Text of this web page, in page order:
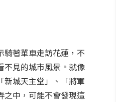
騎著單車走訪花蓮，不
不見的城市風景。就像
新城天主堂」、「將軍
之中，可能不會發現這